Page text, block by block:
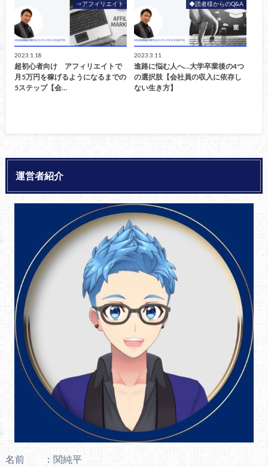
⇒アフィリエイト
2023.1.18
超初心者向け アフィリエイトで
月5万円を稼げるようになるまでの
5ステップ【会…
◆読者様からのQ&A
2023.3.11
進路に悩む人へ…大学卒業後の4つ
の選択肢【会社員の収入に依存し
ない生き方】
運営者紹介
名前 ：関純平